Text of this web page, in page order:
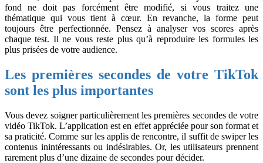
fond ne doit pas forcément être modifié, si vous traitez une
thématique qui vous tient à cœur. En revanche, la forme peut
toujours être perfectionnée. Pensez à analyser vos scores après
chaque test. Il ne vous reste plus qu’à reproduire les formules les
plus prisées de votre audience.
Les premières secondes de votre TikTok
sont les plus importantes
Vous devez soigner particulièrement les premières secondes de votre
vidéo TikTok. L’application est en effet appréciée pour son format et
sa praticité. Comme sur les applis de rencontre, il suffit de swiper les
contenus inintéressants ou indésirables. Or, les utilisateurs prennent
rarement plus d’une dizaine de secondes pour décider.